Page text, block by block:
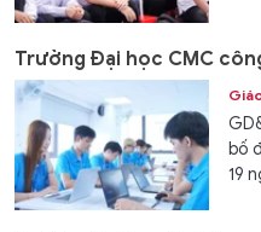
Trường Đại học CMC
bố
19